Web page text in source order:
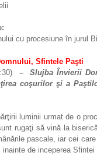
cu procesiune în jurul
Sfintele Paşti
–Slujba Învierii
coşurilor şi a
luminii urmat de o
rugaţi să vină la
pascale, iar cei
de inceperea Sfintei